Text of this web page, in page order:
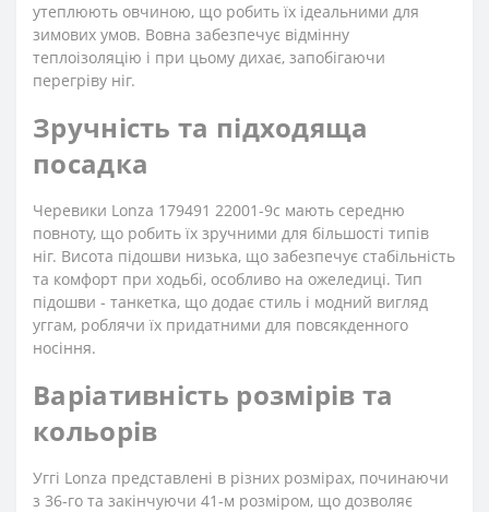
утеплюють овчиною, що робить їх ідеальними для
зимових умов. Вовна забезпечує відмінну
теплоізоляцію і при цьому дихає, запобігаючи
перегріву ніг.
Зручність та підходяща
посадка
Черевики Lonza 179491 22001-9с мають середню
повноту, що робить їх зручними для більшості типів
ніг. Висота підошви низька, що забезпечує стабільність
та комфорт при ходьбі, особливо на ожеледиці. Тип
підошви - танкетка, що додає стиль і модний вигляд
уггам, роблячи їх придатними для повсякденного
носіння.
Варіативність розмірів та
кольорів
Уггі Lonza представлені в різних розмірах, починаючи
з 36-го та закінчуючи 41-м розміром, що дозволяє